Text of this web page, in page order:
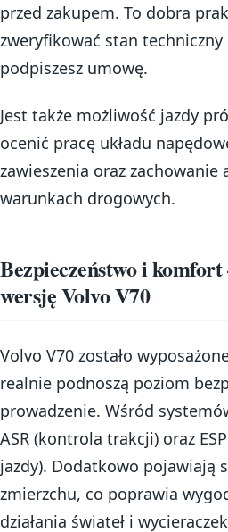
przed zakupem. To dobra
zweryfikować stan
podpiszesz umowę.
Jest także możliwość jazdy
ocenić pracę układu
zawieszenia oraz zachowanie
warunkach drogowych.
Bezpieczeństwo i
wersję Volvo V70
Volvo V70 zostało
realnie podnoszą poziom
prowadzenie. Wśród
ASR (kontrola trakcji) oraz
jazdy). Dodatkowo pojawiają
zmierzchu, co poprawia
działania świateł i